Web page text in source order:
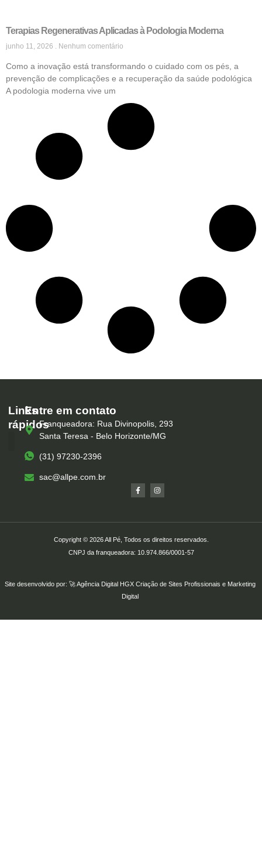
Terapias Regenerativas Aplicadas à Podologia Moderna
junho 11, 2026 Nenhum comentário
Como a inovação está transformando o cuidado com os pés, a
prevenção de complicações e a recuperação da saúde podológica
A podologia moderna vive um
Links
rápidos
Entre em contato
Franqueadora: Rua Divinopolis, 293
Santa Teresa - Belo Horizonte/MG
(31) 97230-2396
sac@allpe.com.br
Copyright © 2026 All Pé, Todos os direitos reservados.
CNPJ da franqueadora: 10.974.866/0001-57
Site desenvolvido por: 🚀Agência Digital HGXCriação de Sites Profissionaise Marketing
Digital